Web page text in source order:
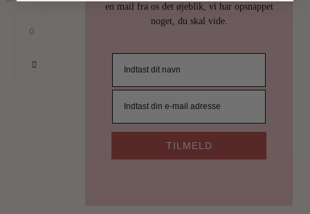
0
en mail fra os det øjeblik, vi har opsnappet
noget, du skal vide.
TILMELD